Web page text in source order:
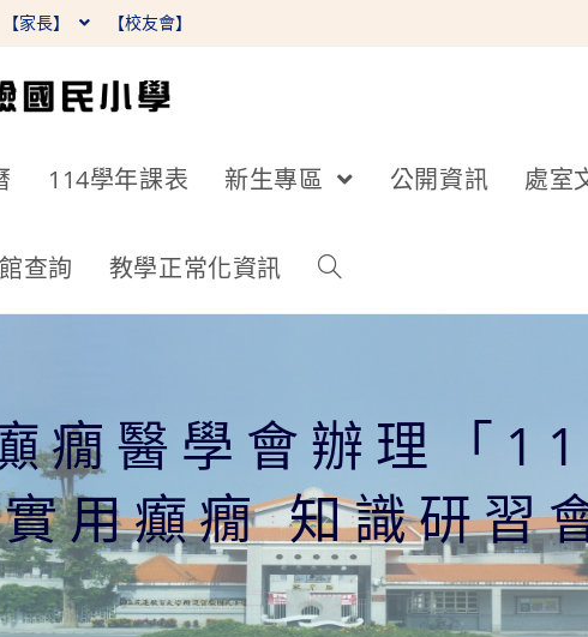
【家長】 【校友會】
114學年課表 新生專區 公開資訊 處室
查詢 教學正常化資訊
癇醫學會辦理「
實用癲癇 知識研習